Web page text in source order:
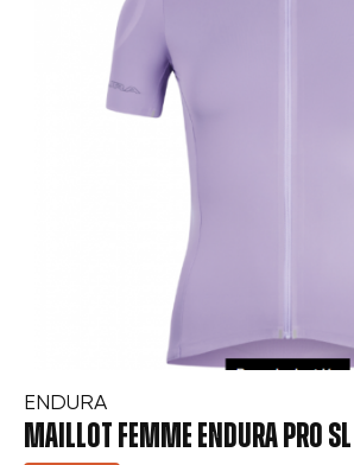
ENDURA
MAILLOT FEMME ENDURA PRO SL II